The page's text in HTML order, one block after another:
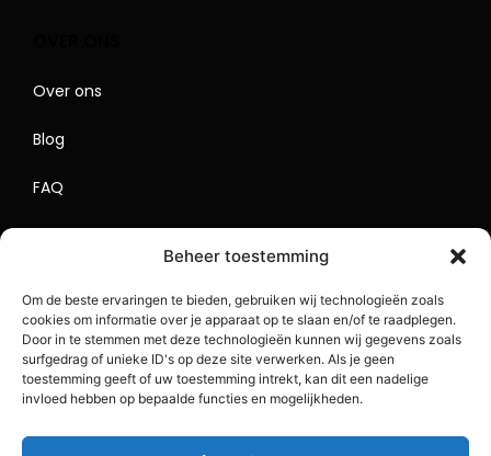
Beheer toestemming
Om de beste ervaringen te bieden, gebruiken wij technologieën zoals
cookies om informatie over je apparaat op te slaan en/of te raadplegen.
Door in te stemmen met deze technologieën kunnen wij gegevens zoals
surfgedrag of unieke ID's op deze site verwerken. Als je geen
toestemming geeft of uw toestemming intrekt, kan dit een nadelige
invloed hebben op bepaalde functies en mogelijkheden.
Over ons
Blog
FAQ
Lokaal Adverteren
Sitemap